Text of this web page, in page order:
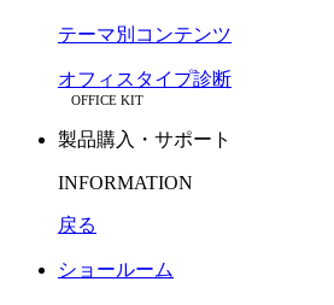
テーマ別コンテンツ
オフィスタイプ診断
OFFICE KIT
製品購入・サポート
INFORMATION
戻る
ショールーム